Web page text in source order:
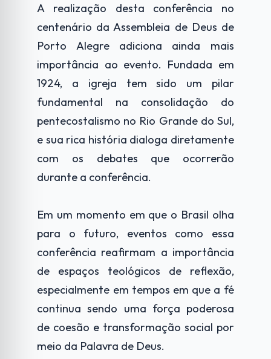
A realização desta conferência no
centenário da Assembleia de Deus de
Porto Alegre adiciona ainda mais
importância ao evento. Fundada em
1924, a igreja tem sido um pilar
fundamental na consolidação do
pentecostalismo no Rio Grande do Sul,
e sua rica história dialoga diretamente
com os debates que ocorrerão
durante a conferência.
Em um momento em que o Brasil olha
para o futuro, eventos como essa
conferência reafirmam a importância
de espaços teológicos de reflexão,
especialmente em tempos em que a fé
continua sendo uma força poderosa
de coesão e transformação social por
meio da Palavra de Deus.